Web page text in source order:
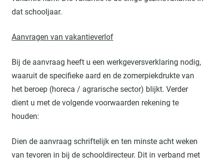
dat schooljaar.
Aanvragen van vakantieverlof
Bij de aanvraag heeft u een werkgeversverklaring nodig,
waaruit de specifieke aard en de zomerpiekdrukte van
het beroep (horeca / agrarische sector) blijkt. Verder
dient u met de volgende voorwaarden rekening te
houden:
Dien de aanvraag schriftelijk en ten minste acht weken
van tevoren in bij de schooldirecteur. Dit in verband met